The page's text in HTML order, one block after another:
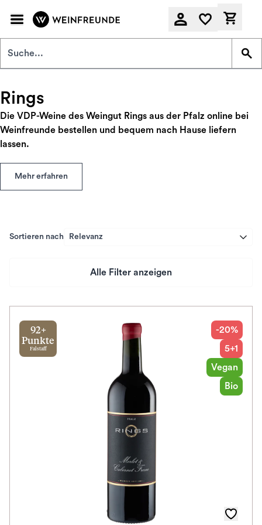
Rings
Die VDP-Weine des Weingut Rings aus der Pfalz online bei
Weinfreunde bestellen und bequem nach Hause liefern
lassen.
Mehr erfahren
Sortieren nach Relevanz
Alle Filter anzeigen
Herkunftsland
Rebsorte
92+
Punkte
Falstaff
-20%
5+1
Vegan
Bio